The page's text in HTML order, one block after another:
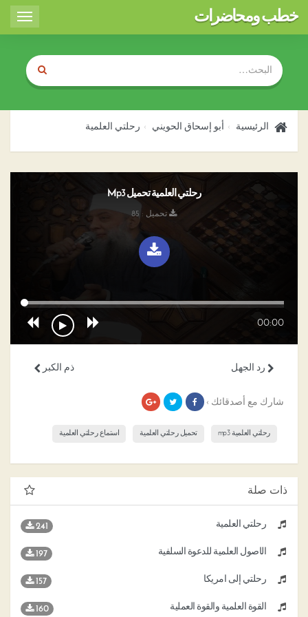
Toggle
خطب ومحاضرات
الرئيسية أبو إسحاق الحويني رحلتي العلمية
رحلتي العلمية تحميل Mp3
تحميل : 85
00:00
ذم الكبر رد الجهل
شارك مع أصدقائك ›
رحلتي العلمية mp3 تحميل رحلتي العلمية استماع رحلتي العلمية
ذات صلة
رحلتي العلمية 241
الأصول العلمية للدعوة السلفية 197
رحلتي إلى أمريكا 157
القوة العلمية والقوة العملية 160